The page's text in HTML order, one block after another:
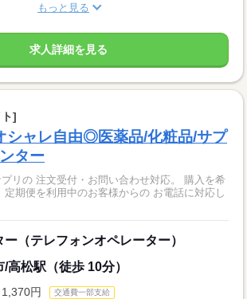
もっと見る
求人詳細を見る
]
ャレ自由◎医薬品/化粧品/サプ
ター
の 注文受付・お問い合わせ対応。 購入を希
定期便を利用中のお客様からの お電話に対応し
ー（テレフォンオペレーター）
高松駅（徒歩 10分）
円 交通費一部支給